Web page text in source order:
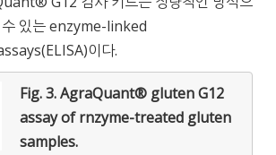
수 있는 enzyme-linked
이다.
Fig. 3.AgraQuant® gluten G12
assay of rnzyme-treated gluten
samples.